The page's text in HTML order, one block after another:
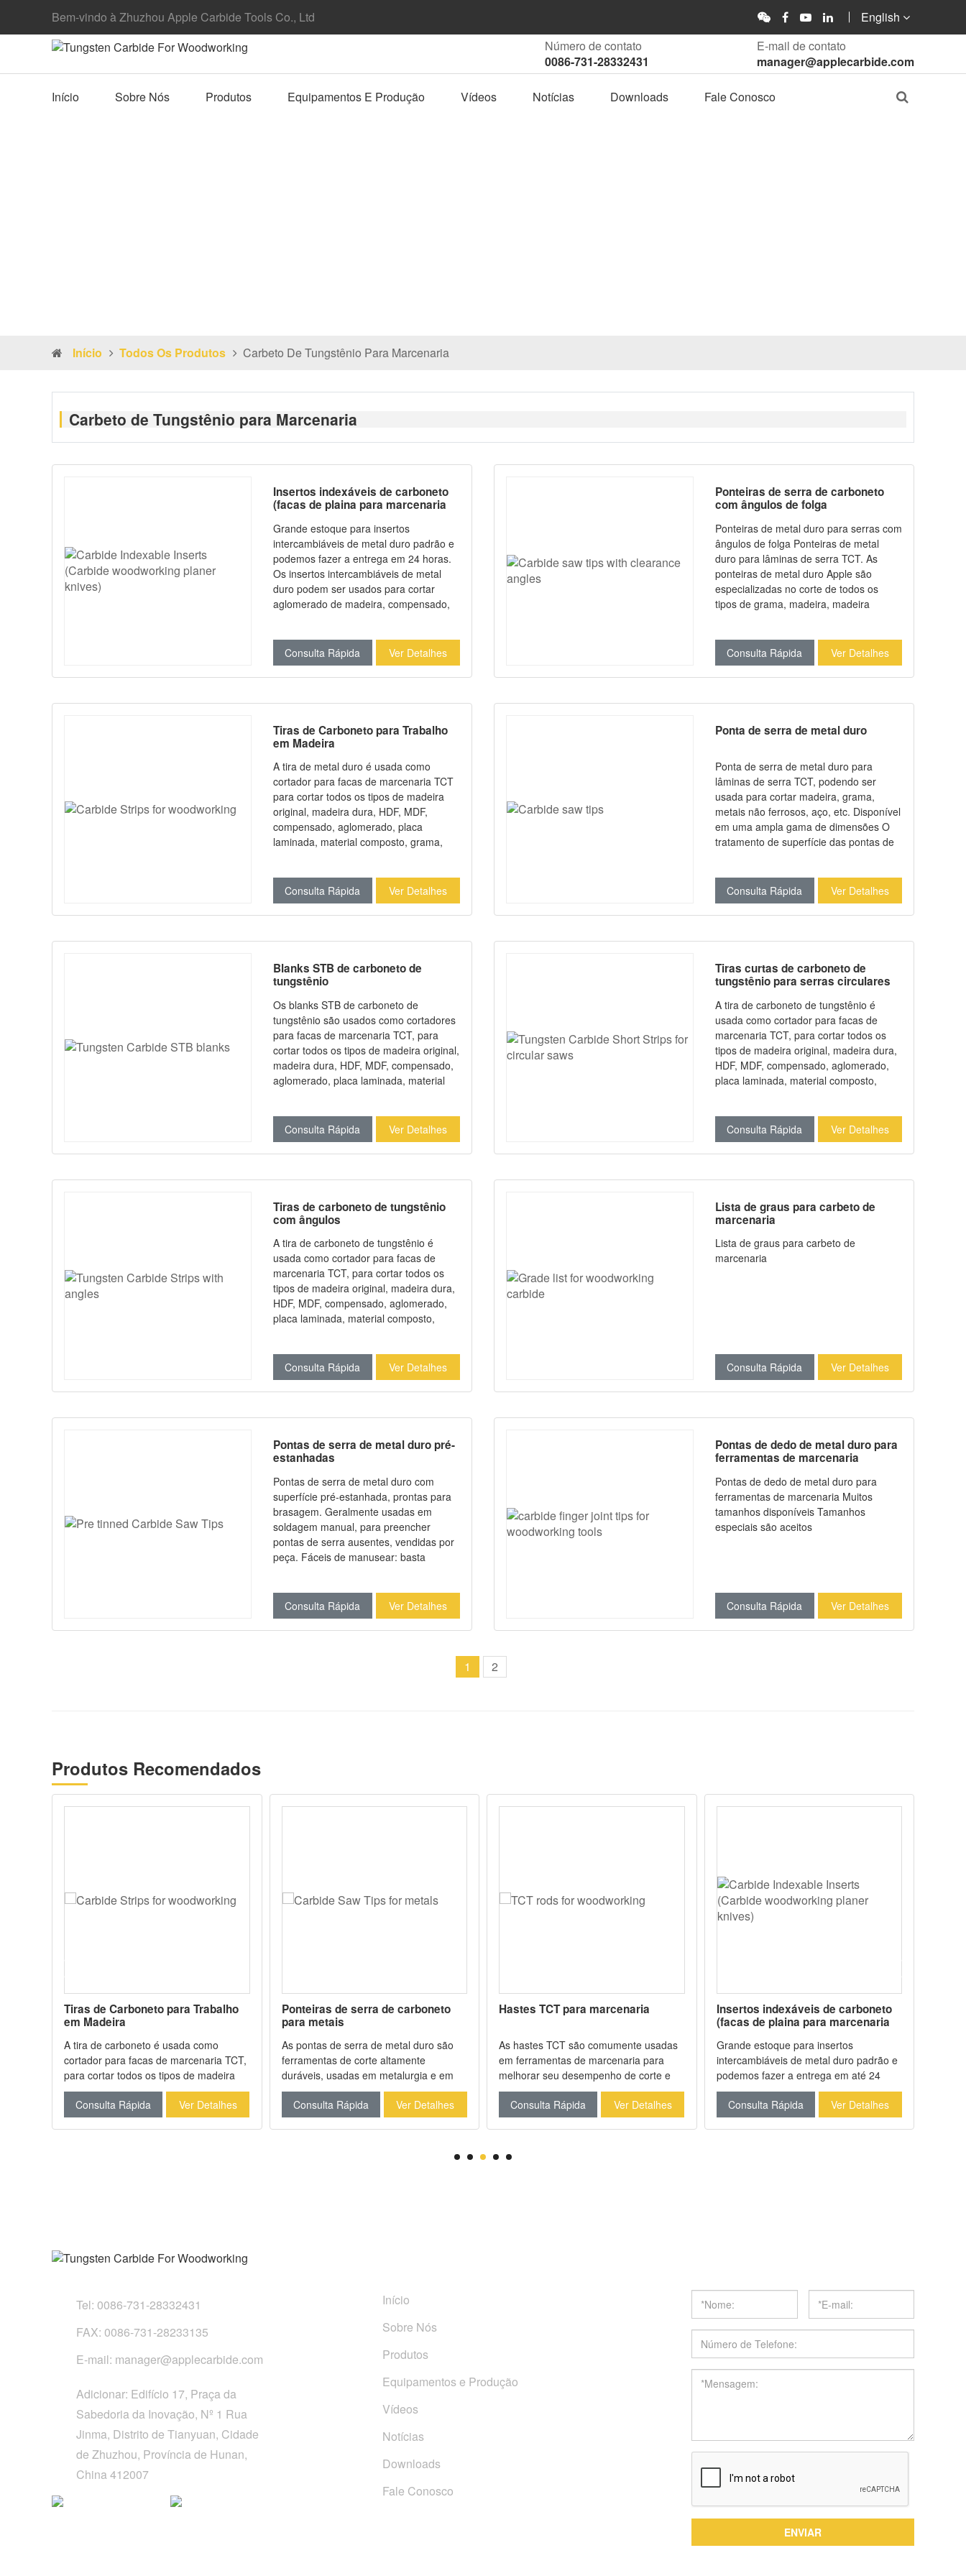
Bem-vindo à Zhuzhou Apple Carbide Tools Co., Ltd
English
Número de contato
0086-731-28332431
E-mail de contato
manager@applecarbide.com
Início Sobre Nós Produtos Equipamentos E Produção Vídeos Notícias Downloads Fale Conosco
Início Todos Os Produtos Carbeto De Tungstênio Para Marcenaria
Carbeto de Tungstênio para Marcenaria
Insertos indexáveis de carboneto
(facas de plaina para marcenaria
Grande estoque para insertos
intercambiáveis de metal duro padrão e
podemos fazer a entrega em 24 horas.
Os insertos intercambiáveis de metal
duro podem ser usados para cortar
aglomerado de madeira, compensado,
substituir suas desempenadeiras e
plainas. Aplainamento suave, 2 ou 4
lados utilizáveis, todos com o mesmo
Consulta Rápida Ver Detalhes
Ponteiras de serra de carboneto
com ângulos de folga
Ponteiras de metal duro para serras com
ângulos de folga Ponteiras de metal
duro para lâminas de serra TCT. As
ponteiras de metal duro Apple são
especializadas no corte de todos os
tipos de grama, madeira, madeira
como K01, K05, K10, K20, K30, P25, etc.
Temos nossa própria linha de produção
de moldes para fabricar sob medida
Consulta Rápida Ver Detalhes
Tiras de Carboneto para Trabalho
em Madeira
A tira de metal duro é usada como
cortador para facas de marcenaria TCT
para cortar todos os tipos de madeira
original, madeira dura, HDF, MDF,
compensado, aglomerado, placa
laminada, material composto, grama,
rápido (HSS). As tiras de metal duro têm
as características de alta dureza a
quente, boa soldabilidade e alta
Consulta Rápida Ver Detalhes
Ponta de serra de metal duro
Ponta de serra de metal duro para
lâminas de serra TCT, podendo ser
usada para cortar madeira, grama,
metais não ferrosos, aço, etc. Disponível
em uma ampla gama de dimensões O
tratamento de superfície das pontas de
estanhagem com solda de prata Temos
nossa própria linha de produção de
moldes para fabricar sob medida
Consulta Rápida Ver Detalhes
Blanks STB de carboneto de
tungstênio
Os blanks STB de carboneto de
tungstênio são usados como cortadores
para facas de marcenaria TCT, para
cortar todos os tipos de madeira original,
madeira dura, HDF, MDF, compensado,
aglomerado, placa laminada, material
superior ao aço rápido (HSS).
Consulta Rápida Ver Detalhes
Tiras curtas de carboneto de
tungstênio para serras circulares
A tira de carboneto de tungstênio é
usada como cortador para facas de
marcenaria TCT, para cortar todos os
tipos de madeira original, madeira dura,
HDF, MDF, compensado, aglomerado,
placa laminada, material composto,
rápido (HSS).
Consulta Rápida Ver Detalhes
Tiras de carboneto de tungstênio
com ângulos
A tira de carboneto de tungstênio é
usada como cortador para facas de
marcenaria TCT, para cortar todos os
tipos de madeira original, madeira dura,
HDF, MDF, compensado, aglomerado,
placa laminada, material composto,
rápido (HSS).
Consulta Rápida Ver Detalhes
Lista de graus para carbeto de
marcenaria
Lista de graus para carbeto de
marcenaria
Consulta Rápida Ver Detalhes
Pontas de serra de metal duro pré-
estanhadas
Pontas de serra de metal duro com
superfície pré-estanhada, prontas para
brasagem. Geralmente usadas em
soldagem manual, para preencher
pontas de serra ausentes, vendidas por
peça. Fáceis de manusear: basta
necessidade de soldá-las com uma
máquina grande. Disponíveis em muitos
tamanhos aqui
Consulta Rápida Ver Detalhes
Pontas de dedo de metal duro para
ferramentas de marcenaria
Pontas de dedo de metal duro para
ferramentas de marcenaria Muitos
tamanhos disponíveis Tamanhos
especiais são aceitos
Consulta Rápida Ver Detalhes
1 2
Produtos Recomendados
Tiras de Carboneto para Trabalho
em Madeira
A tira de carboneto é usada como
cortador para facas de marcenaria TCT,
para cortar todos os tipos de madeira
original, madeira dura, HDF, MDF,
compensado, aglomerado, placa
laminada, material composto, grama,
Consulta Rápida Ver Detalhes
Ponteiras de serra de carboneto
para metais
As pontas de serra de metal duro são
ferramentas de corte altamente
duráveis, usadas em metalurgia e em
várias outras indústrias. É essencial
selecionar o grau e a geometria
adequados de metal duro para o metal
Consulta Rápida Ver Detalhes
Hastes TCT para marcenaria
As hastes TCT são comumente usadas
em ferramentas de marcenaria para
melhorar seu desempenho de corte e
durabilidade. O carboneto de tungstênio
é um material muito duro e resistente ao
desgaste, tornando-o ideal para
quando
Consulta Rápida Ver Detalhes
Insertos indexáveis de carboneto
(facas de plaina para marcenaria
Grande estoque para insertos
intercambiáveis de metal duro padrão e
podemos fazer a entrega em até 24
horas. Os insertos intercambiáveis de
metal duro podem ser usados para
cortar aglomerado de partículas de
Consulta Rápida Ver Detalhes
Tel: 0086-731-28332431
FAX: 0086-731-28233135
E-mail: manager@applecarbide.com
Adicionar: Edifício 17, Praça da
Sabedoria da Inovação, Nº 1 Rua
Jinma, Distrito de Tianyuan, Cidade
de Zhuzhou, Província de Hunan,
China 412007
Início
Sobre Nós
Produtos
Equipamentos e Produção
Vídeos
Notícias
Downloads
Fale Conosco
ENVIAR